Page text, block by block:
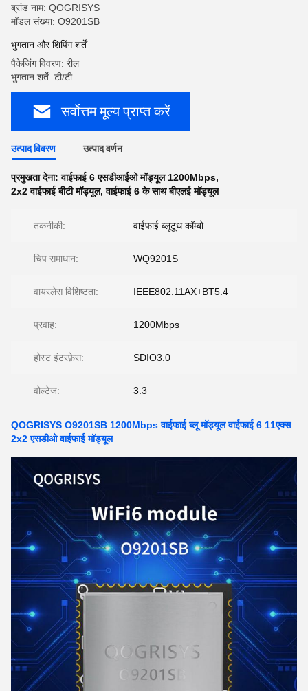
ब्रांड नाम: QOGRISYS
मॉडल संख्या: O9201SB
भुगतान और शिपिंग शर्तें
पैकेजिंग विवरण: रील
भुगतान शर्तें: टी/टी
सर्वोत्तम मूल्य प्राप्त करें
उत्पाद विवरण उत्पाद वर्णन
प्रमुखता देना:वाईफाई 6 एसडीआईओ मॉड्यूल 1200Mbps,
2x2 वाईफाई बीटी मॉड्यूल,वाईफाई 6 के साथ बीएलई मॉड्यूल
तकनीकी: वाईफाई ब्लूटूथ कॉम्बो
चिप समाधान: WQ9201S
वायरलेस विशिष्टता: IEEE802.11AX+BT5.4
प्रवाह: 1200Mbps
होस्ट इंटरफ़ेस: SDIO3.0
वोल्टेज: 3.3
QOGRISYS O9201SB 1200Mbps वाईफाई ब्लू मॉड्यूल वाईफाई 6 11एक्स
2x2 एसडीओ वाईफाई मॉड्यूल